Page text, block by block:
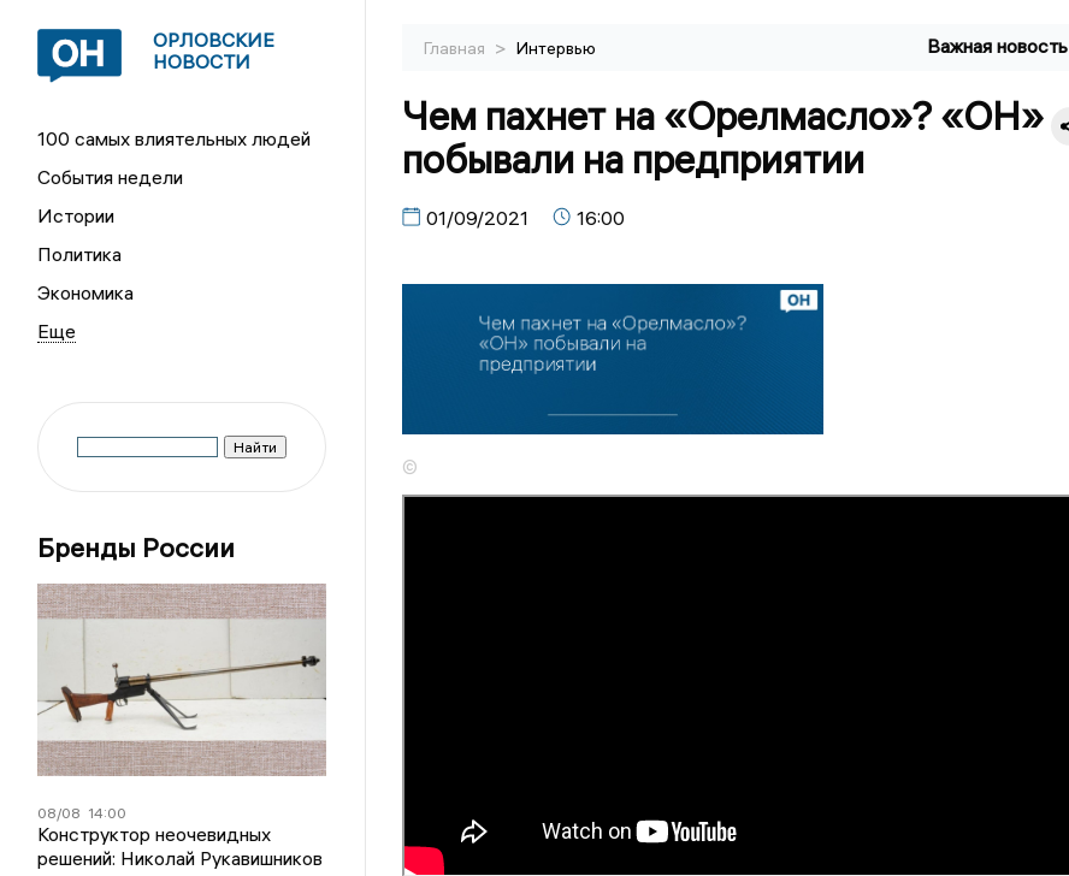
ОРЛОВСКИЕ
НОВОСТИ
100 самых влиятельных людей
События недели
Истории
Политика
Экономика
Бренды России
08/08 14:00
Конструктор неочевидных
решений: Николай Рукавишников
Главная > Интервью Важная новость
Чем пахнет на «Орелмасло»? «ОН»
побывали на предприятии
01/09/2021 16:00
©